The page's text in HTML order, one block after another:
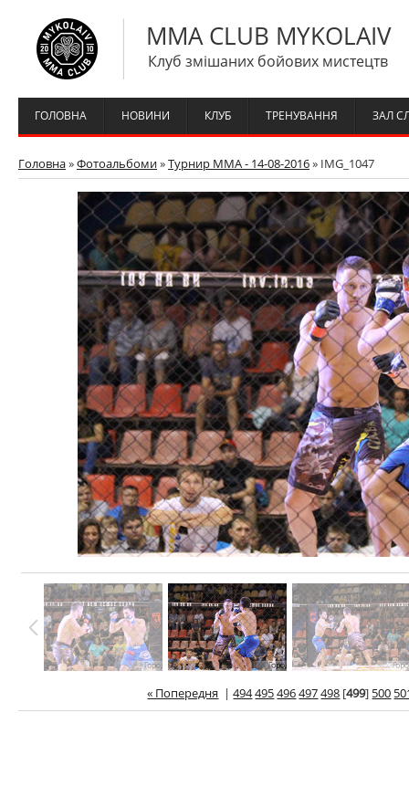
MMA CLUB MYKOLAIV
Клуб змішаних бойових мистецтв
ГОЛОВНА НОВИНИ КЛУБ ТРЕНУВАННЯ ЗАЛ
Головна»Фотоальбоми»Турнир ММА - 14-08-2016» IMG_1047
« Попередня |494495496497498 [499] 500